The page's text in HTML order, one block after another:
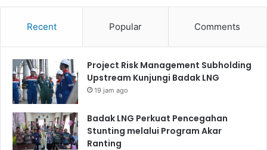
Recent Popular Comments
Project Risk Management Subholding
Upstream Kunjungi Badak LNG
19 jam ago
Badak LNG Perkuat Pencegahan
Stunting melalui Program Akar
Ranting